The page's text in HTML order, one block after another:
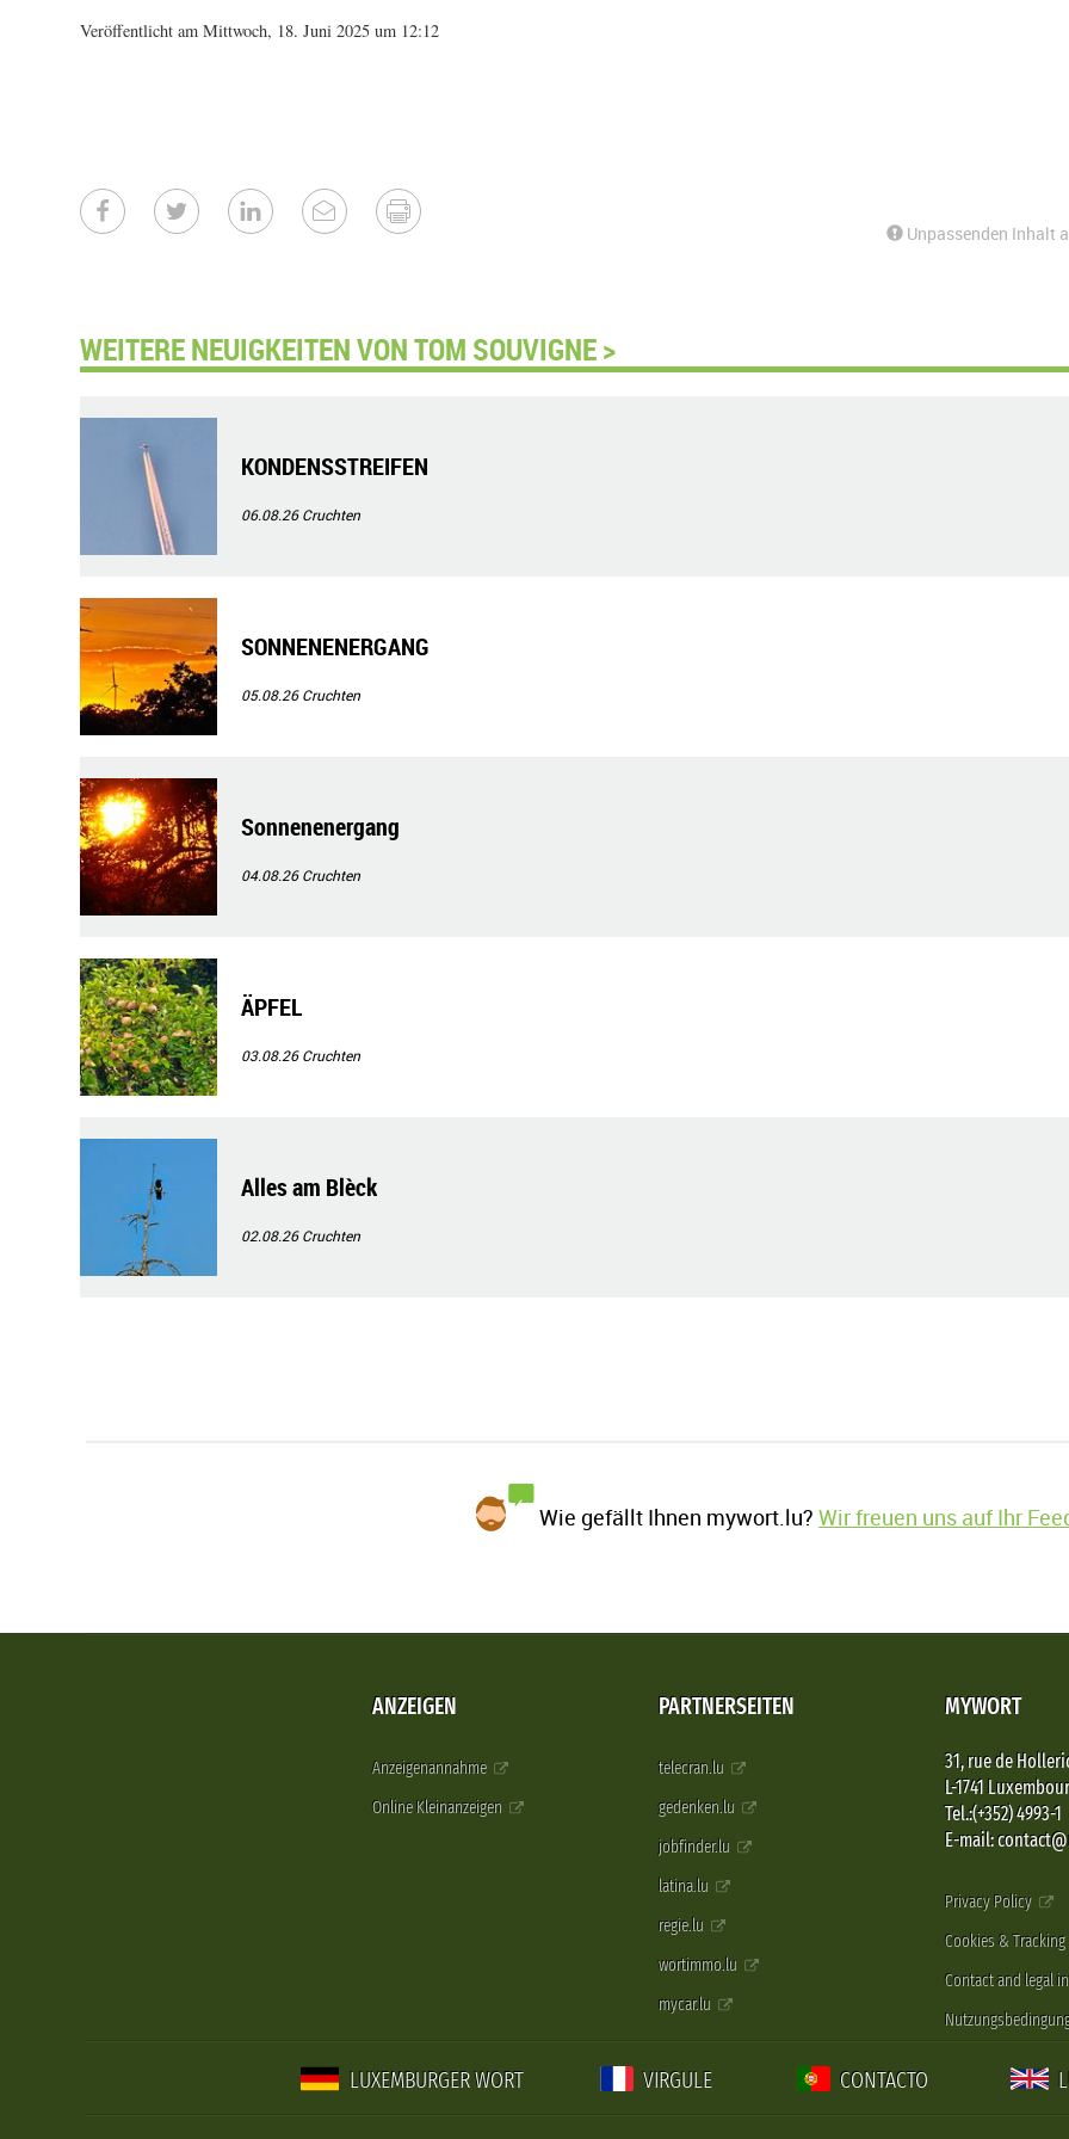
Veröffentlicht am Mittwoch, 18. Juni 2025 um 12:12
Unpassenden Inhalt
WEITERE NEUIGKEITEN VON TOM SOUVIGNE >
KONDENSSTREIFEN
06.08.26Cruchten
SONNENENERGANG
05.08.26Cruchten
Sonnenenergang
04.08.26Cruchten
ÄPFEL
03.08.26Cruchten
Alles am Blèck
02.08.26Cruchten
Wie gefällt Ihnen mywort.lu?Wir freuen uns auf Ihr
ANZEIGEN
Anzeigenannahme
Online Kleinanzeigen
PARTNERSEITEN
telecran.lu
gedenken.lu
jobfinder.lu
latina.lu
regie.lu
wortimmo.lu
mycar.lu
MYWORT
31, rue de
L-1741
Tel.:(+352) 4993-1
E-mail:
Privacy Policy
Cookies & Tracking
Contact and legal
LUXEMBURGER WORT VIRGULE CONTACTO